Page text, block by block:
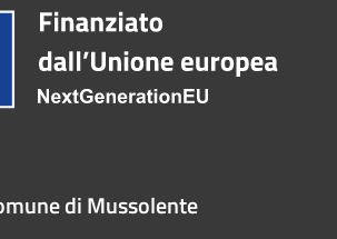
di Mussolente